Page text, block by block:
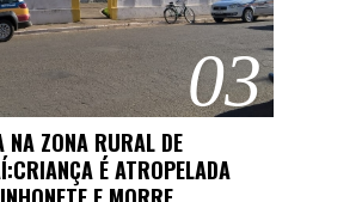
03
NA ZONA RURAL DE
É ATROPELADA